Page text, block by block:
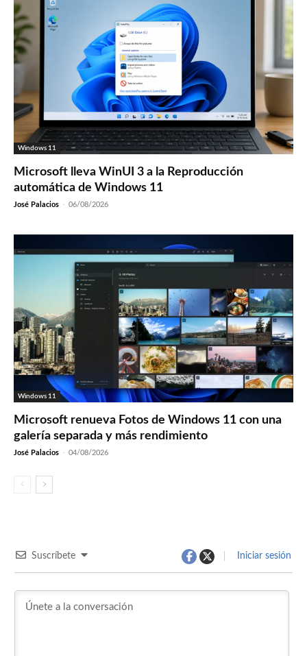
Windows 11
Microsoft lleva WinUI 3 a la Reproducción
automática de Windows 11
José Palacios - 06/08/2026
Windows 11
Microsoft renueva Fotos de Windows 11 con una
galería separada y más rendimiento
José Palacios - 04/08/2026
Suscríbete Iniciar sesión